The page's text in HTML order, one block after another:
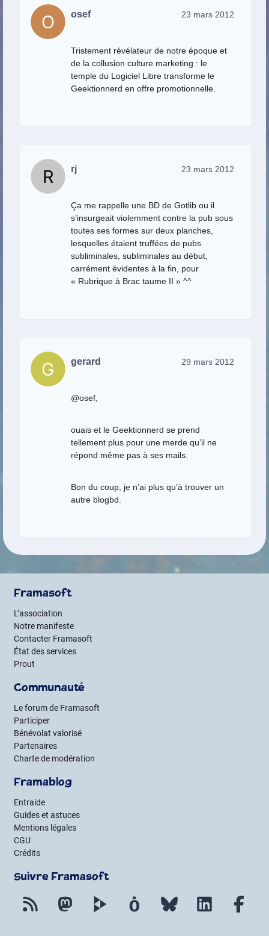
osef 23 mars 2012
Tristement révélateur de notre époque et
de la collusion culture marketing : le
temple du Logiciel Libre transforme le
Geektionnerd en offre promotionnelle.
rj 23 mars 2012
Ça me rappelle une BD de Gotlib ou il
s’insurgeait violemment contre la pub sous
toutes ses formes sur deux planches,
lesquelles étaient truffées de pubs
subliminales, subliminales au début,
carrément évidentes à la fin, pour
« Rubrique à Brac taume II » ^^
gerard 29 mars 2012
@osef,
ouais et le Geektionnerd se prend
tellement plus pour une merde qu’il ne
répond même pas à ses mails.
Bon du coup, je n’ai plus qu’à trouver un
autre blogbd.
Framasoft
L’association
Notre manifeste
Contacter Framasoft
État des services
Prout
Communauté
Le forum de Framasoft
Participer
Bénévolat valorisé
Partenaires
Charte de modération
Framablog
Entraide
Guides et astuces
Mentions légales
CGU
Crédits
Suivre Framasoft
Flux RSS Mastodon PeerTube Mobilizon Bluesky LinkedIn